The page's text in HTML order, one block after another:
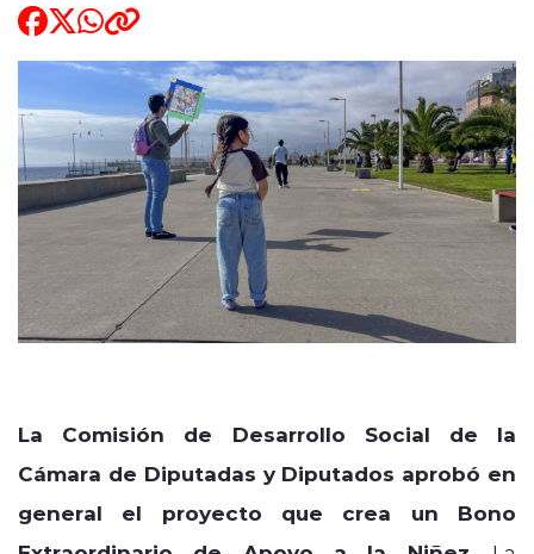
modo claro
La Comisión de Desarrollo Social de la
Cámara de Diputadas y Diputados aprobó en
general el proyecto que crea un Bono